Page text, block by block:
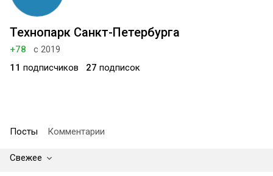
Технопарк Санкт-Петербурга
+78
с 2019
11 подписчиков 27 подписок
Посты Комментарии
Свежее